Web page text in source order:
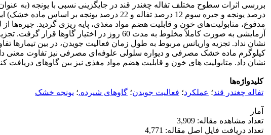
آزمایشی به صورت کاملاً مخلوط به مدت 60
نشان داد. متابولیت های خون و قابلیت هضم مواد مغذی نیز بین گاوهای دریافت
کلیدواژه‌ها
تفاله چغندر قند؛ عملکرد؛ فعالیت جویدن؛ گاوهای شیرده.؛ یونجه خشک
آمار
تعداد مشاهده مقاله: 3,909
تعداد دریافت فایل اصل مقاله: 4,771